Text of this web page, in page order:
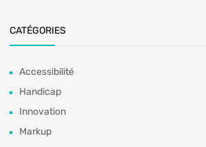
CATÉGORIES
Accessibilité
Handicap
Innovation
Markup